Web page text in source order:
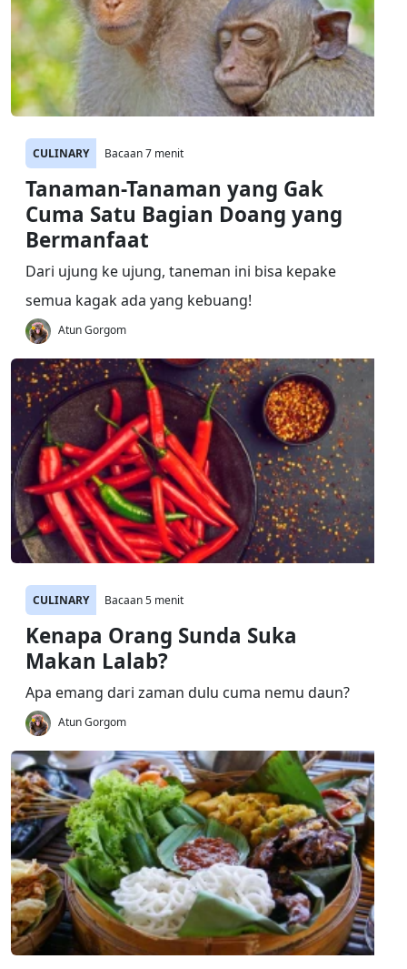
CULINARY Bacaan 7 menit
Tanaman-Tanaman yang Gak
Cuma Satu Bagian Doang yang
Bermanfaat
Dari ujung ke ujung, taneman ini bisa kepake
semua kagak ada yang kebuang!
Atun Gorgom
CULINARY Bacaan 5 menit
Kenapa Orang Sunda Suka
Makan Lalab?
Apa emang dari zaman dulu cuma nemu daun?
Atun Gorgom